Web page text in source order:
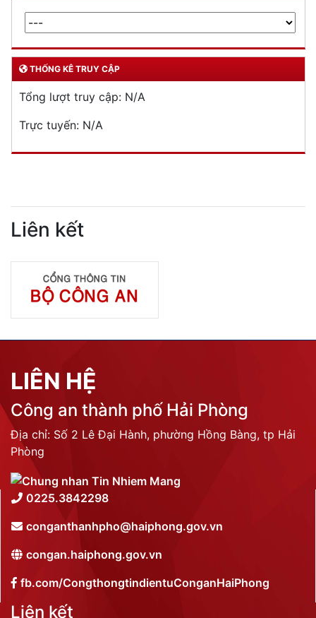
THỐNG KÊ TRUY CẬP
Tổng lượt truy cập: N/A
Trực tuyến: N/A
Liên kết
LIÊN HỆ
Công an thành phố Hải Phòng
Địa chỉ: Số 2 Lê Đại Hành, phường Hồng Bàng, tp Hải
Phòng
0225.3842298
conganthanhpho@haiphong.gov.vn
congan.haiphong.gov.vn
fb.com/CongthongtindientuConganHaiPhong
Liên kết